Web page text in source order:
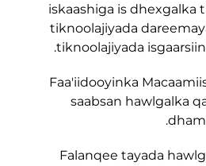
iskaashiga is
tiknoolajiyada
tiknoolajiyada
Faa'iidooyinka
saabsan
Falanqee